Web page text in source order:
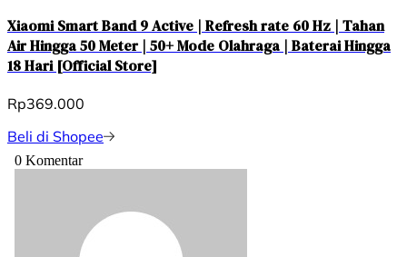
Xiaomi Smart Band 9 Active | Refresh rate 60 Hz | Tahan
Air Hingga 50 Meter | 50+ Mode Olahraga | Baterai Hingga
18 Hari [Official Store]
Rp369.000
Beli di Shopee